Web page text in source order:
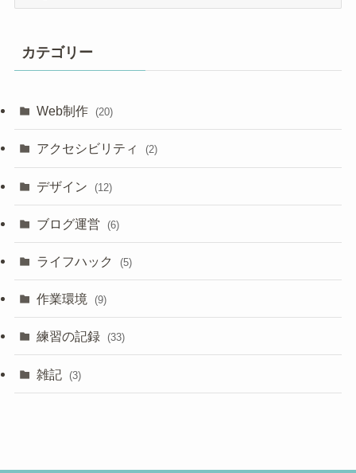
ブ
カテゴリー
Web制作 (20)
アクセシビリティ (2)
デザイン (12)
ブログ運営 (6)
ライフハック (5)
作業環境 (9)
練習の記録 (33)
雑記 (3)